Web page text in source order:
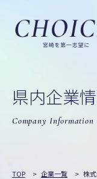
県内企業
Company Information
TOP > 企業一覧 > 株